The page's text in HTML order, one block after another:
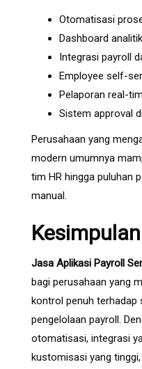
Otomatisasi
Dashboard
Integrasi payroll
Employee self-
Pelaporan real-
Sistem approval
Perusahaan yang
modern umumnya
tim HR hingga puluhan
manual.
Kesimpulan
Jasa Aplikasi Payroll
bagi perusahaan yang
kontrol penuh
pengelolaan payroll.
otomatisasi, integrasi
kustomisasi yang